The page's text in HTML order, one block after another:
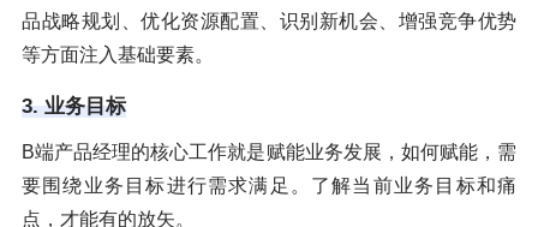
品战略规划、优化资源配置、识别新机会、增强竞争优势
等方面注入基础要素。
3. 业务目标
B端产品经理的核心工作就是赋能业务发展，如何赋能，需
要围绕业务目标进行需求满足。了解当前业务目标和痛
点，才能有的放矢。